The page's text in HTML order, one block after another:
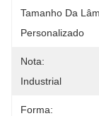
Tamanho Da
Personalizado
Nota:
Industrial
Forma: